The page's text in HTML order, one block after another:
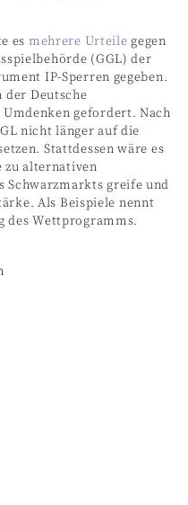
es mehrere Urteile gegen
(GGL) der
IP-Sperren gegeben.
der Deutsche
gefordert. Nach
nicht länger auf die
Stattdessen wäre es
zu alternativen
Schwarzmarkts greife und
Als Beispiele nennt
des Wettprogramms.